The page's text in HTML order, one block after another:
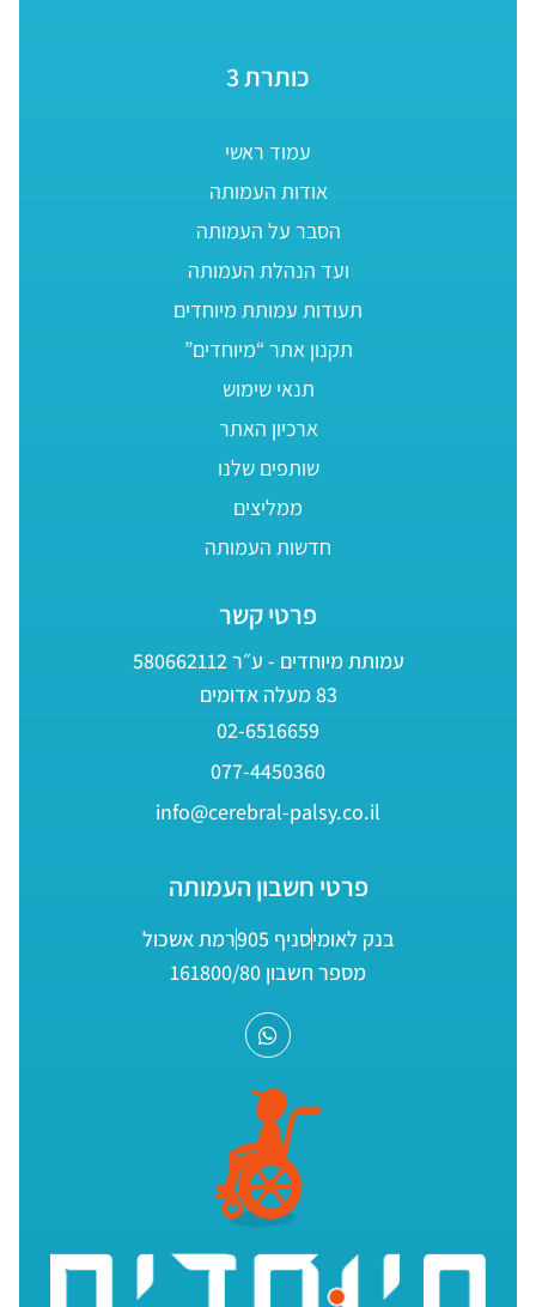
כותרת 3
עמוד ראשי
אודות העמותה
הסבר על העמותה
ועד הנהלת העמותה
תעודות עמותת מיוחדים
תקנון אתר “מיוחדים”
תנאי שימוש
ארכיון האתר
שותפים שלנו
ממליצים
חדשות העמותה
פרטי קשר
עמותת מיוחדים - ע״ר 580662112
83 מעלה אדומים
02-6516659
077-4450360
info@cerebral-palsy.co.il
פרטי חשבון העמותה
בנק לאומיסניף 905
רמת אשכול
מספר חשבון 161800/80